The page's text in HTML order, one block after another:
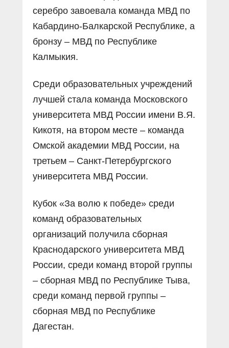
серебро завоевала команда МВД по
Кабардино-Балкарской Республике, а
бронзу – МВД по Республике
Калмыкия.
Среди образовательных учреждений
лучшей стала команда Московского
университета МВД России имени В.Я.
Кикотя, на втором месте – команда
Омской академии МВД России, на
третьем – Санкт-Петербургского
университета МВД России.
Кубок «За волю к победе» среди
команд образовательных
организаций получила сборная
Краснодарского университета МВД
России, среди команд второй группы
– сборная МВД по Республике Тыва,
среди команд первой группы –
сборная МВД по Республике
Дагестан.